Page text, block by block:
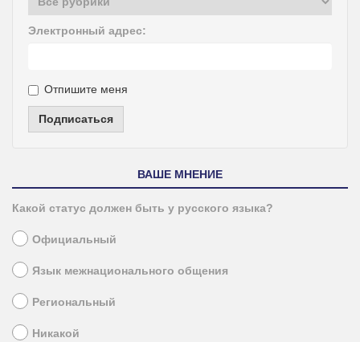
Электронный адрес:
Отпишите меня
Подписаться
ВАШЕ МНЕНИЕ
Какой статус должен быть у русского языка?
Официальный
Язык межнационального общения
Региональный
Никакой